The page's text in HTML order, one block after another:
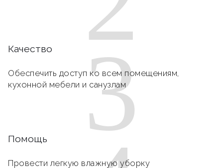
3
Качество
Обеспечить доступ ко всем помещениям,
кухонной мебели и санузлам
Помощь
Провести легкую влажную уборку